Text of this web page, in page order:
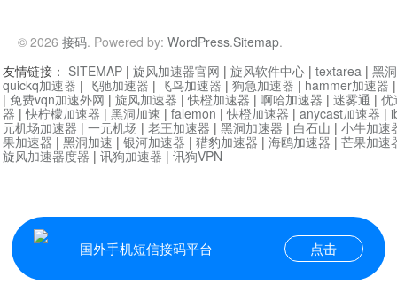
© 2026 接码. Powered by: WordPress.Sitemap.
国外手机短信接码平台 点击
友情链接： SITEMAP | 旋风加速器官网 | 旋风软件中心 | textarea | 黑
quickq加速器 | 飞驰加速器 | 飞鸟加速器 | 狗急加速器 | hammer加速器
| 免费vqn加速外网 | 旋风加速器 |快橙加速器 | 啊哈加速器 | 迷雾通 | 优
器 |快柠檬加速器 | 黑洞加速 | falemon |快橙加速器 | anycast加速器 |
元机场加速器 | 一元机场 | 老王加速器 | 黑洞加速器 | 白石山 | 小牛加速
果加速器 | 黑洞加速 | 银河加速器 | 猎豹加速器 | 海鸥加速器 | 芒果加速
旋风加速器度器 | 讯狗加速器 | 讯狗VPN